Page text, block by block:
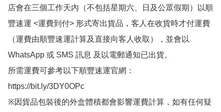
店會在三個工作天內（不包括星期六、日及公眾假期）以順
豐速運 <運費到付> 形式寄出貨品，客人在收貨時才付運費
（運費由順豐速運計算及直接向客人收取），並會以
WhatsApp 或 SMS 訊息 及以電郵通知已出貨。
所需運費可參考以下順豐速運官網：
https://bit.ly/3DY0OPc
※因貨品包裝後的外盒體積都會影響運費計算，如有任何疑